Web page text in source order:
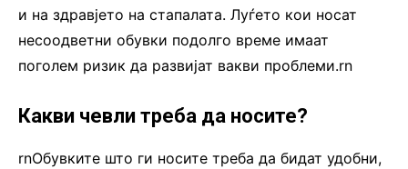
и на здравјето на стапалата. Луѓето кои носат
несоодветни обувки подолго време имаат
поголем ризик да развијат вакви проблеми.rn
Какви чевли треба да носите?
rnОбувките што ги носите треба да бидат удобни,